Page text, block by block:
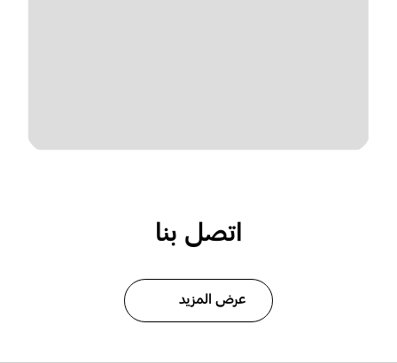
اتصل بنا
عرض المزيد